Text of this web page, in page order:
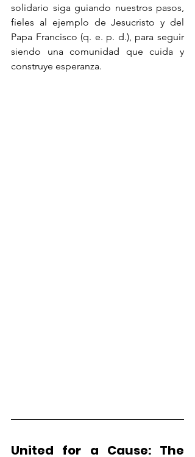
solidario siga guiando nuestros pasos,
fieles al ejemplo de Jesucristo y del
Papa Francisco (q. e. p. d.), para seguir
siendo una comunidad que cuida y
construye esperanza.
United for a Cause: The